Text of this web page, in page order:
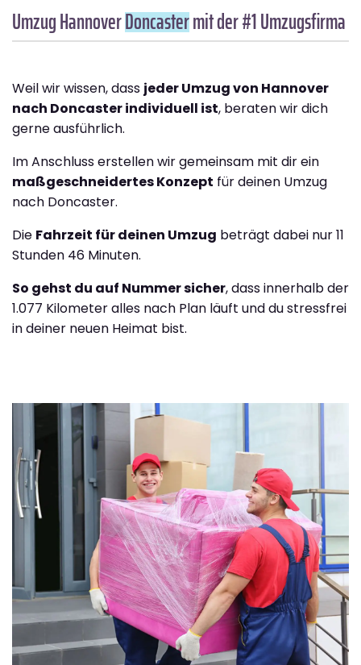
Umzug HannoverDoncastermit der #1 Umzugsfirma
Weil wir wissen, dass jeder Umzug von Hannover
nach Doncaster individuell ist, beraten wir dich
gerne ausführlich.
Im Anschluss erstellen wir gemeinsam mit dir ein
maßgeschneidertes Konzept für deinen Umzug
nach Doncaster.
Die Fahrzeit für deinen Umzug beträgt dabei nur 11
Stunden 46 Minuten.
So gehst du auf Nummer sicher, dass innerhalb der
1.077 Kilometer alles nach Plan läuft und du stressfrei
in deiner neuen Heimat bist.